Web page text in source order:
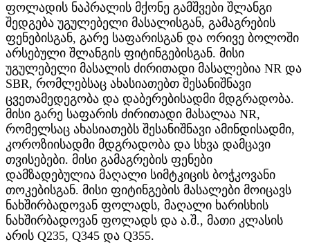
ფოლადის ნაპრალის მქონე გამშვები შლანგი
შედგება უგულებელი მასალისგან, გამაგრების
ფენებისგან, გარე საფარისგან და ორივე ბოლოში
არსებული შლანგის ფიტინგებისგან. მისი
უგულებელი მასალის ძირითადი მასალებია NR და
SBR, რომლებსაც ახასიათებთ შესანიშნავი
ცვეთამედეგობა და დაბერებისადმი მდგრადობა.
მისი გარე საფარის ძირითადი მასალაა NR,
რომელსაც ახასიათებს შესანიშნავი ამინდისადმი,
კოროზიისადმი მდგრადობა და სხვა დამცავი
თვისებები. მისი გამაგრების ფენები
დამზადებულია მაღალი სიმტკიცის ბოჭკოვანი
თოკებისგან. მისი ფიტინგების მასალები მოიცავს
ნახშირბადოვან ფოლადს, მაღალი ხარისხის
ნახშირბადოვან ფოლადს და ა.შ., მათი კლასის
არის Q235, Q345 და Q355.